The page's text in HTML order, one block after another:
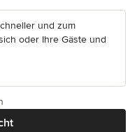
und zum
oder Ihre Gäste und